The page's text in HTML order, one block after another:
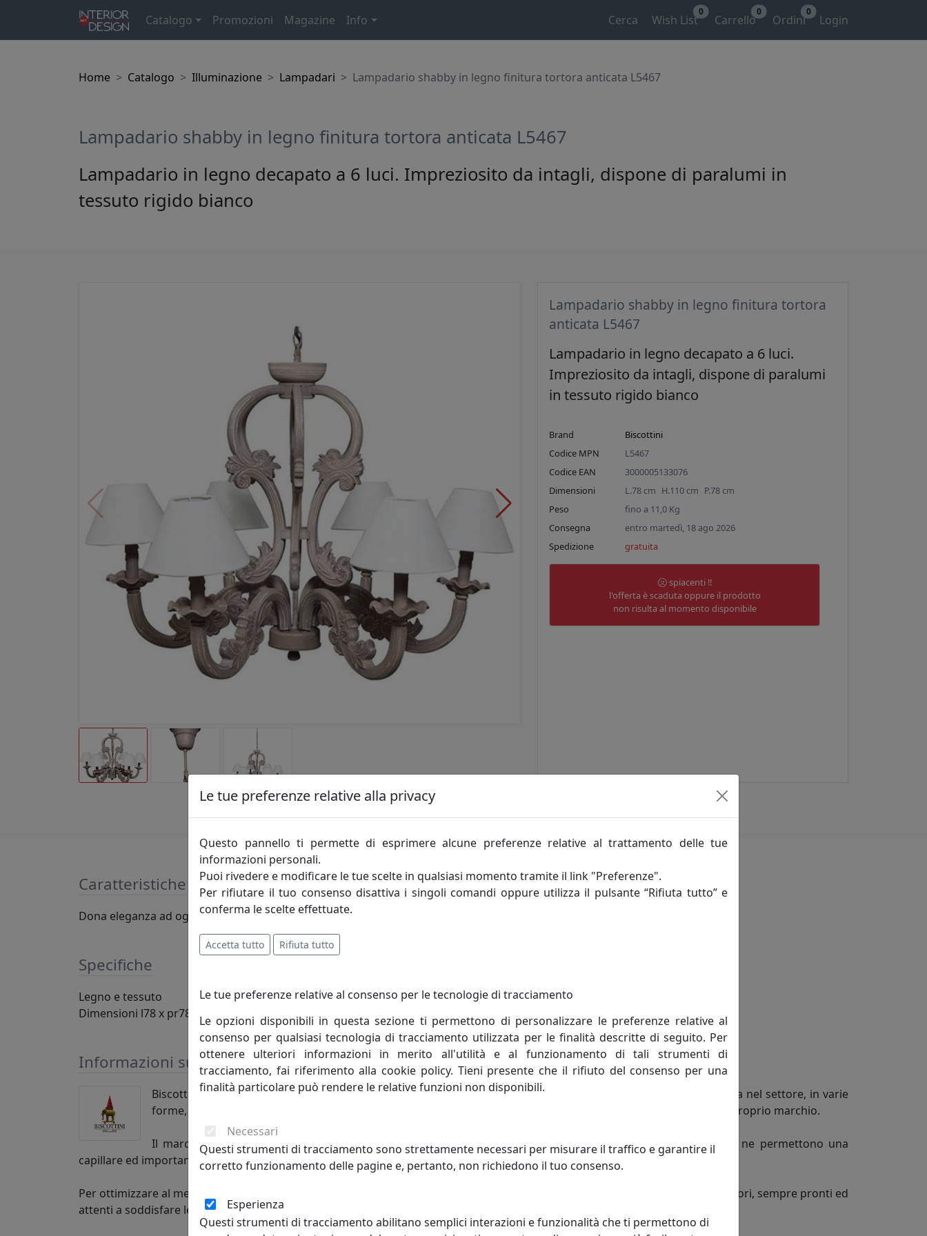
Catalogo Promozioni Magazine Info Cerca Wish List
0
Carrello
0
Ordini
0
Login
Home Catalogo Illuminazione Lampadari Lampadario shabby in legno finitura tortora anticata L5467
Lampadario shabby in legno finitura tortora anticata L5467
Lampadario in legno decapato a 6 luci. Impreziosito da intagli, dispone di paralumi in
tessuto rigido bianco
Lampadario shabby in legno finitura tortora
anticata L5467
Lampadario in legno decapato a 6 luci.
Impreziosito da intagli, dispone di paralumi
in tessuto rigido bianco
Brand
Biscottini
Codice MPN
L5467
Codice EAN
3000005133076
Dimensioni
L.78 cm H.110 cm P.78 cm
Peso
fino a 11,0 Kg
Consegna
entro martedì, 18 ago 2026
Spedizione
gratuita
spiacenti !!
l'offerta è scaduta oppure il prodotto
non risulta al momento disponibile
Caratteristiche
Dona eleganza ad ogni ambiente con un tocco di stile romantico Shabby chic
Specifiche
Legno e tessuto
Dimensioni l78 x pr78 x h110 cm
Informazioni sul brand
Biscottini International Art Trading è un’azienda giovane, nata nel 1996 ma che vanta oltre 30 anni di esperienza nel settore, in varie
forme, società, esperienze. L’Azienda è guidata dal giovane titolare Giovanni Biscottini artefice del successo del proprio marchio.
Il marchio Biscottini è molto diffuso in Italia in quanto commercializzato tramite vari canali di vendita, che ne permettono una
capillare ed importante presenza sul mercato.
Per ottimizzare al meglio la propria attività Biscottini International Art Trading conta su uno staff di validi ed esperti collaboratori, sempre pronti ed
attenti a soddisfare le esigenze della Clientela.
Le tue preferenze relative alla privacy
Questo pannello ti permette di esprimere alcune preferenze relative al trattamento delle tue
informazioni personali.
Puoi rivedere e modificare le tue scelte in qualsiasi momento tramite il link "Preferenze".
Per rifiutare il tuo consenso disattiva i singoli comandi oppure utilizza il pulsante “Rifiuta tutto” e
conferma le scelte effettuate.
Accetta tutto Rifiuta tutto
Le tue preferenze relative al consenso per le tecnologie di tracciamento
Le opzioni disponibili in questa sezione ti permettono di personalizzare le preferenze relative al
consenso per qualsiasi tecnologia di tracciamento utilizzata per le finalità descritte di seguito. Per
ottenere ulteriori informazioni in merito all'utilità e al funzionamento di tali strumenti di
tracciamento, fai riferimento alla cookie policy. Tieni presente che il rifiuto del consenso per una
finalità particolare può rendere le relative funzioni non disponibili.
Necessari
Questi strumenti di tracciamento sono strettamente necessari per misurare il traffico e garantire il
corretto funzionamento delle pagine e, pertanto, non richiedono il tuo consenso.
Esperienza
Questi strumenti di tracciamento abilitano semplici interazioni e funzionalità che ti permettono di